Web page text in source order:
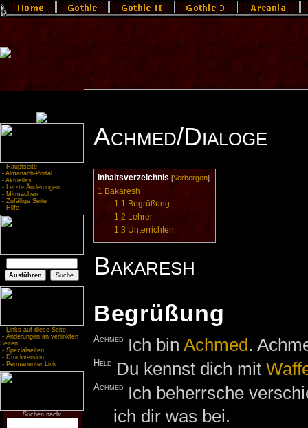
- Hauptseite
- Almanach-Portal
- Aktuelles
- Letzte Änderungen
- Mitmachen
- Zufällige Seite
- Hilfe
- Links auf diese Seite
- Änderungen an verlinkten
Seiten
- Spezialseiten
- Druckversion
- Permanenter Link
Suchen nach:
Achmed/Dialoge
Inhaltsverzeichnis [Verbergen]
1 Bakaresh
1.1 Begrüßung
1.2 Lehrer
1.3 Unterrichten
Bakaresh
Begrüßung
Achmed Ich binAchmed.
Held Du kennst dich mit
Achmed
Ich beherrsche
ich dir was bei.